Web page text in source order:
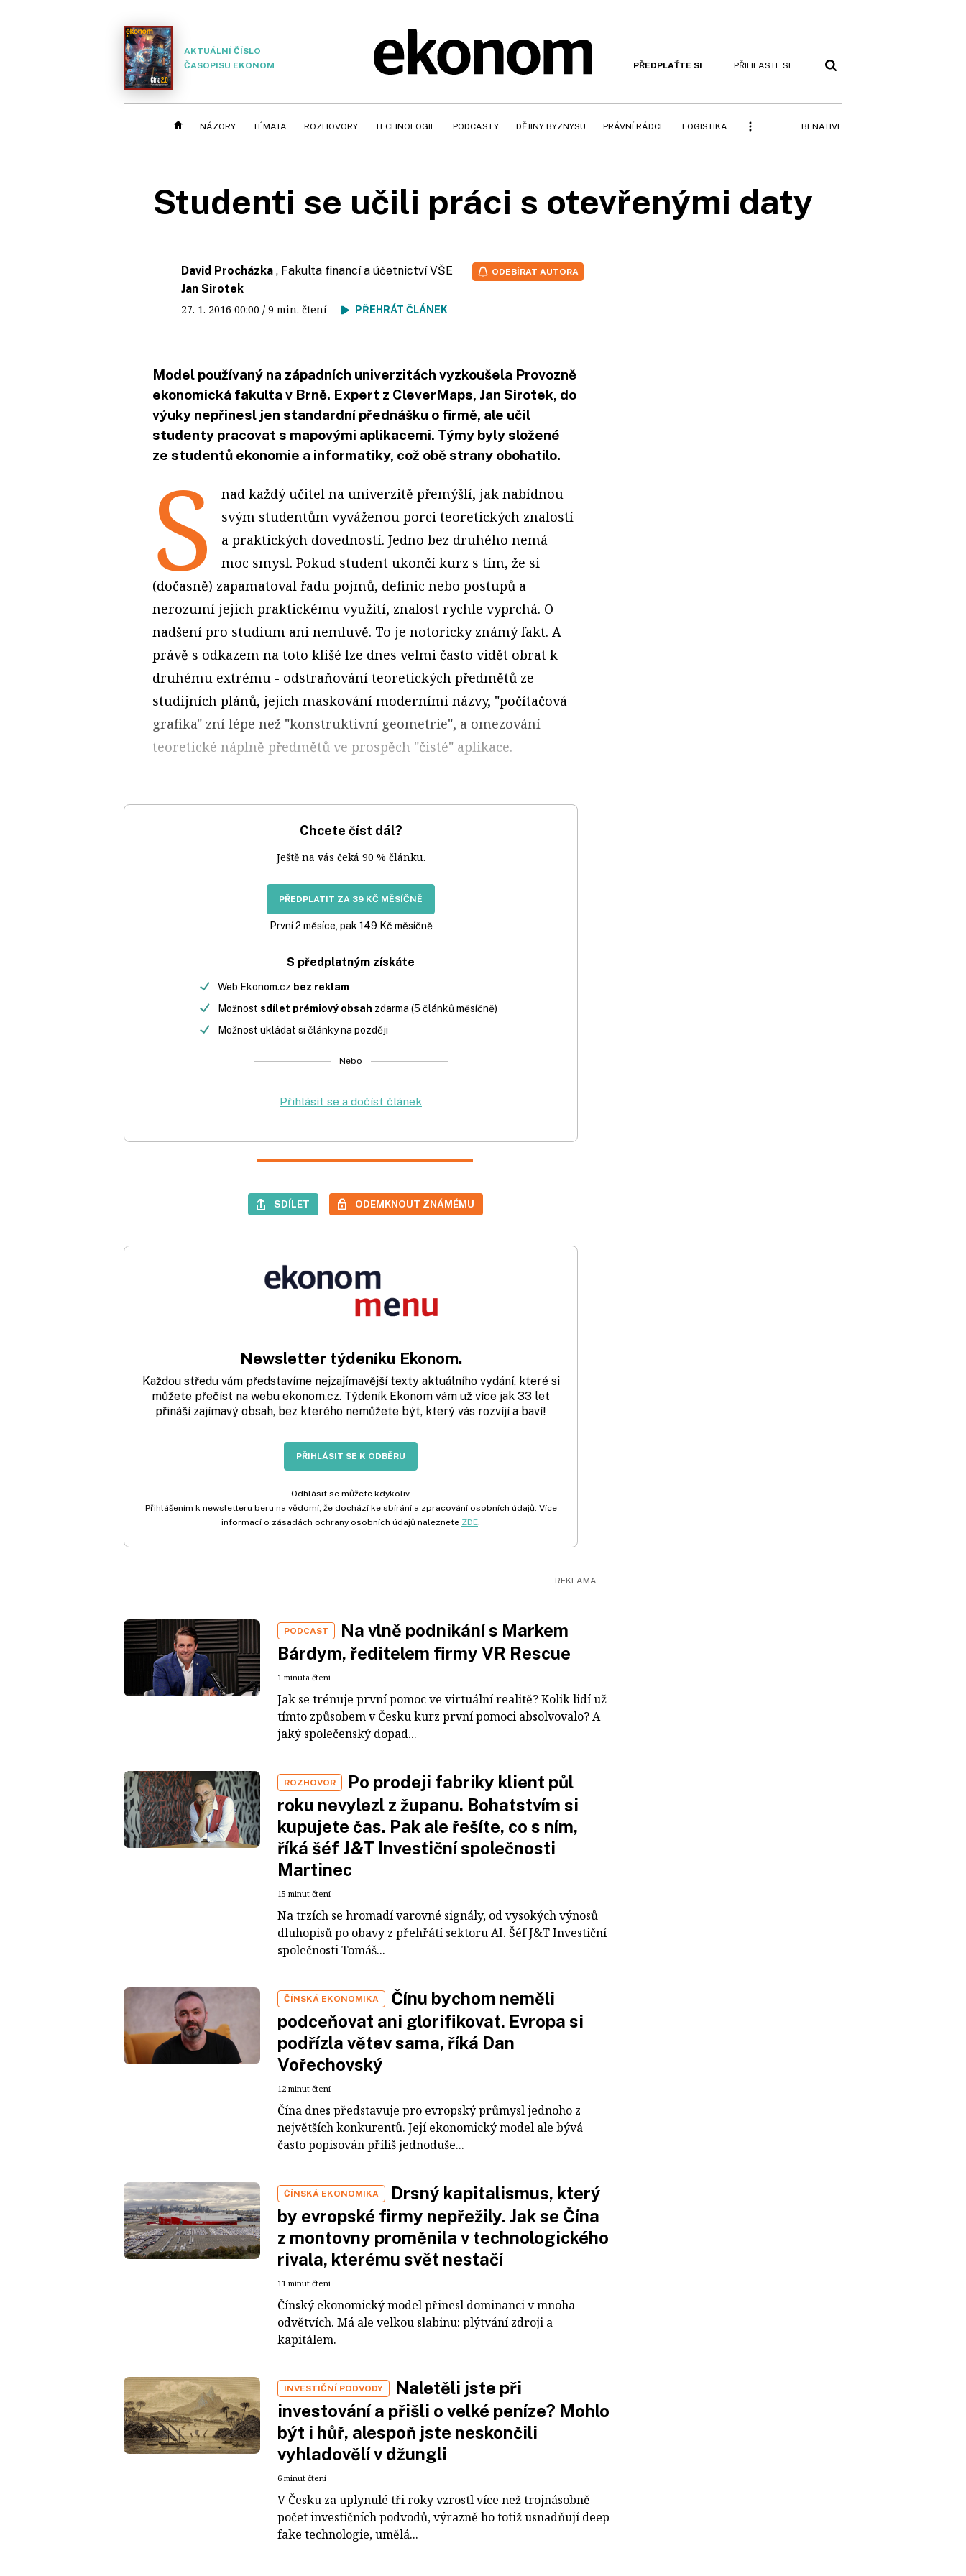
AKTUÁLNÍ ČÍSLO
ČASOPISU EKONOM
PŘEDPLAŤTE SI PŘIHLASTE SE
NÁZORY TÉMATA ROZHOVORY TECHNOLOGIE PODCASTY DĚJINY BYZNYSU PRÁVNÍ RÁDCE LOGISTIKA BENATIVE
Studenti se učili práci s otevřenými daty
David Procházka , Fakulta financí a účetnictví VŠE
Jan Sirotek
27. 1. 2016 00:00 / 9 min. čtení PŘEHRÁT ČLÁNEK
ODEBÍRAT AUTORA
Model používaný na západních univerzitách vyzkoušela Provozně
ekonomická fakulta v Brně. Expert z CleverMaps, Jan Sirotek, do
výuky nepřinesl jen standardní přednášku o firmě, ale učil
studenty pracovat s mapovými aplikacemi. Týmy byly složené
ze studentů ekonomie a informatiky, což obě strany obohatilo.
S
nad každý učitel na univerzitě přemýšlí, jak nabídnou
svým studentům vyváženou porci teoretických znalostí
a praktických dovedností. Jedno bez druhého nemá
moc smysl. Pokud student ukončí kurz s tím, že si
(dočasně) zapamatoval řadu pojmů, definic nebo postupů a
nerozumí jejich praktickému využití, znalost rychle vyprchá. O
nadšení pro studium ani nemluvě. To je notoricky známý fakt. A
právě s odkazem na toto klišé lze dnes velmi často vidět obrat k
druhému extrému - odstraňování teoretických předmětů ze
studijních plánů, jejich maskování moderními názvy, "počítačová
grafika" zní lépe než "konstruktivní geometrie", a omezování
teoretické náplně předmětů ve prospěch "čisté" aplikace.
Chcete číst dál?
Ještě na vás čeká 90 % článku.
PŘEDPLATIT ZA 39 KČ MĚSÍČNĚ
První 2 měsíce, pak 149 Kč měsíčně
S předplatným získáte
Web Ekonom.cz bez reklam
Možnost sdílet prémiový obsah zdarma (5 článků měsíčně)
Možnost ukládat si články na později
Nebo
Přihlásit se a dočíst článek
SDÍLET ODEMKNOUT ZNÁMÉMU
Newsletter týdeníku Ekonom.
Každou středu vám představíme nejzajímavější texty aktuálního vydání, které si
můžete přečíst na webu ekonom.cz. Týdeník Ekonom vám už více jak 33 let
přináší zajímavý obsah, bez kterého nemůžete být, který vás rozvíjí a baví!
PŘIHLÁSIT SE K ODBĚRU
Odhlásit se můžete kdykoliv.
Přihlášením k newsletteru beru na vědomí, že dochází ke sbírání a zpracování osobních údajů. Více
informací o zásadách ochrany osobních údajů naleznete ZDE.
PODCAST
Na vlně podnikání s Markem
Bárdym, ředitelem firmy VR Rescue
1 minuta čtení
Jak se trénuje první pomoc ve virtuální realitě? Kolik lidí už
tímto způsobem v Česku kurz první pomoci absolvovalo? A
jaký společenský dopad...
ROZHOVOR
Po prodeji fabriky klient půl
roku nevylezl z županu. Bohatstvím si
kupujete čas. Pak ale řešíte, co s ním,
říká šéf J&T Investiční společnosti
Martinec
15 minut čtení
Na trzích se hromadí varovné signály, od vysokých výnosů
dluhopisů po obavy z přehřátí sektoru AI. Šéf J&T Investiční
společnosti Tomáš...
ČÍNSKÁ EKONOMIKA
Čínu bychom neměli
podceňovat ani glorifikovat. Evropa si
podřízla větev sama, říká Dan
Vořechovský
12 minut čtení
Čína dnes představuje pro evropský průmysl jednoho z
největších konkurentů. Její ekonomický model ale bývá
často popisován příliš jednoduše...
ČÍNSKÁ EKONOMIKA
Drsný kapitalismus, který
by evropské firmy nepřežily. Jak se Čína
z montovny proměnila v technologického
rivala, kterému svět nestačí
11 minut čtení
Čínský ekonomický model přinesl dominanci v mnoha
odvětvích. Má ale velkou slabinu: plýtvání zdroji a
kapitálem.
INVESTIČNÍ PODVODY
Naletěli jste při
investování a přišli o velké peníze? Mohlo
být i hůř, alespoň jste neskončili
vyhladovělí v džungli
6 minut čtení
V Česku za uplynulé tři roky vzrostl více než trojnásobně
počet investičních podvodů, výrazně ho totiž usnadňují deep
fake technologie, umělá...